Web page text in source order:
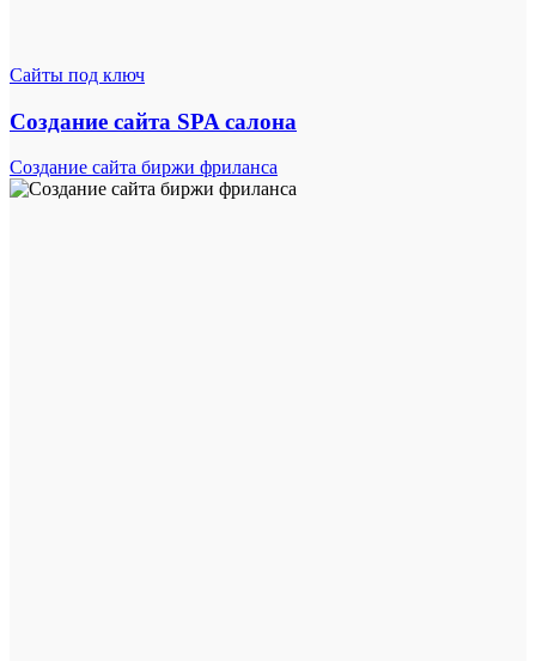
Сайты под ключ
Создание сайта SPA салона
Создание сайта биржи фриланса